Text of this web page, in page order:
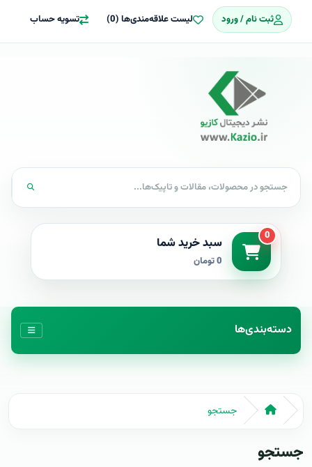
ثبت نام / ورود لیست علاقه‌مندی‌ها (0) تسویه حساب
0 سبد خرید شما
0 تومان
دسته‌بندی‌ها
جستجو
جستجو